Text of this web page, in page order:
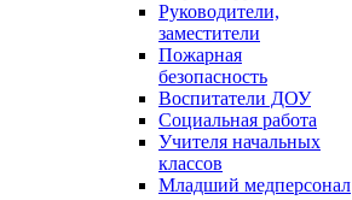
Руководители,
заместители
Пожарная
безопасность
Воспитатели ДОУ
Социальная работа
Учителя начальных
классов
Младший медперсонал